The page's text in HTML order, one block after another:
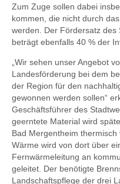
Zum Zuge sollen dabei
kommen, die nicht durch
werden. Der Fördersatz des
beträgt ebenfalls 40 % der
„Wir sehen unser Angebot
Landesförderung bei dem
der Region für den
gewonnen werden sollen“
Geschäftsführer des
geerntete Material wird
Bad Mergentheim
Wärme wird von dort über
Fernwärmeleitung an
geleitet. Der benötigte
Landschaftspflege der drei